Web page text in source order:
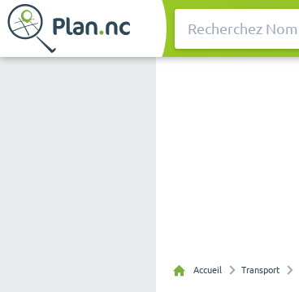
Rechercher
Accueil Transport